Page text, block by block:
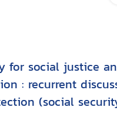
for social justice
: recurrent
(social